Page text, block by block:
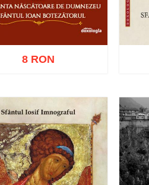
Adaugă în coș Wishlist
8 RON